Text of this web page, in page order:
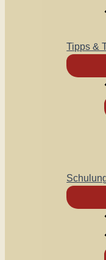
Tipps &